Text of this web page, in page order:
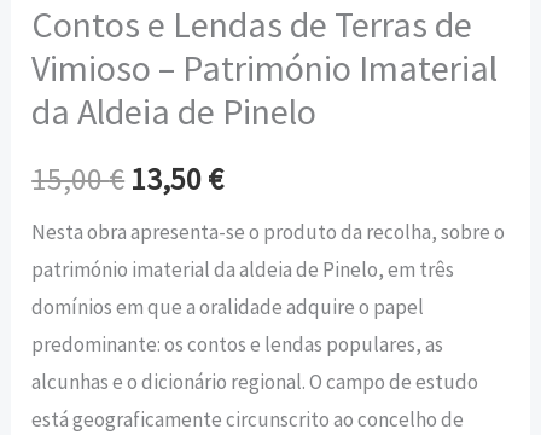
Contos e Lendas de Terras de
Vimioso – Património Imaterial
da Aldeia de Pinelo
15,00€ 13,50€
Nesta obra apresenta-se o produto da recolha, sobre o
património imaterial da aldeia de Pinelo, em três
domínios em que a oralidade adquire o papel
predominante: os contos e lendas populares, as
alcunhas e o dicionário regional. O campo de estudo
está geograficamente circunscrito ao concelho de